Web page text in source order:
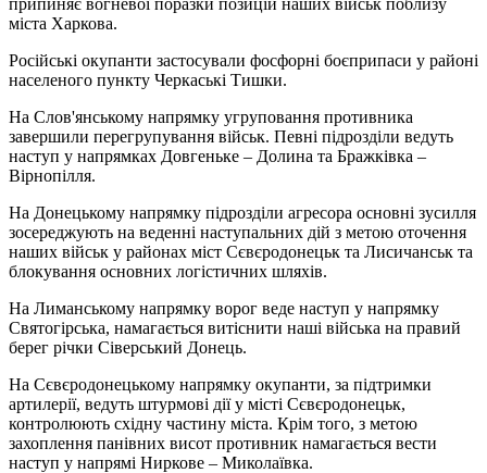
міста Харкова.
Російські окупанти застосували фосфорні боєприпаси у районі
населеного пункту Черкаські Тишки.
На Слов'янському напрямку угруповання противника
завершили перегрупування військ. Певні підрозділи ведуть
наступ у напрямках Довгеньке – Долина та Бражківка –
Вірнопілля.
На Донецькому напрямку підрозділи агресора основні зусилля
зосереджують на веденні наступальних дій з метою оточення
наших військ у районах міст Сєвєродонецьк та Лисичанськ та
блокування основних логістичних шляхів.
На Лиманському напрямку ворог веде наступ у напрямку
Святогірська, намагається витіснити наші війська на правий
берег річки Сіверський Донець.
На Сєвєродонецькому напрямку окупанти, за підтримки
артилерії, ведуть штурмові дії у місті Сєвєродонецьк,
контролюють східну частину міста. Крім того, з метою
захоплення панівних висот противник намагається вести
наступ у напрямі Ниркове – Миколаївка.